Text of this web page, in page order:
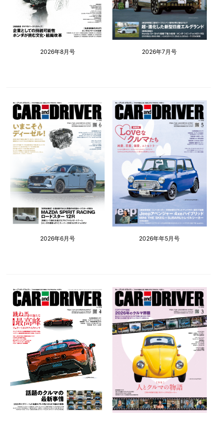
2026年8月号 2026年7月号
2026年6月号 2026年年5月号